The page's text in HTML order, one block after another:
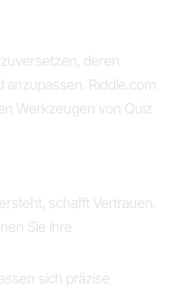
deren
Riddle.com
Werkzeugen von Quiz
schafft Vertrauen.
Sie ihre
sich präzise